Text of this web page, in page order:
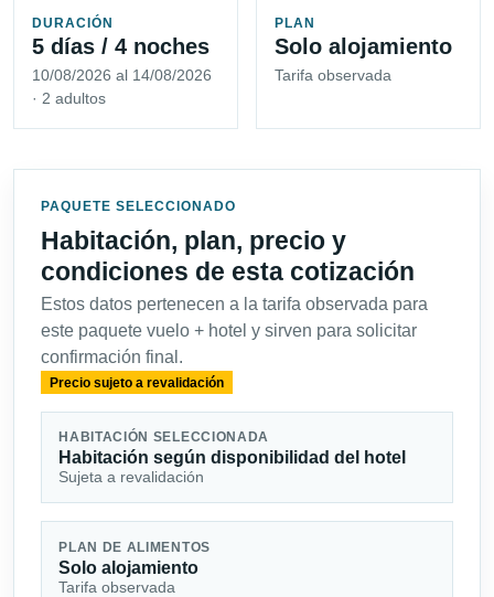
DURACIÓN
5 días / 4 noches
10/08/2026 al 14/08/2026
· 2 adultos
PLAN
Solo alojamiento
Tarifa observada
PAQUETE SELECCIONADO
Habitación, plan, precio y
condiciones de esta cotización
Estos datos pertenecen a la tarifa observada para
este paquete vuelo + hotel y sirven para solicitar
confirmación final.
Precio sujeto a revalidación
HABITACIÓN SELECCIONADA
Habitación según disponibilidad del hotel
Sujeta a revalidación
PLAN DE ALIMENTOS
Solo alojamiento
Tarifa observada